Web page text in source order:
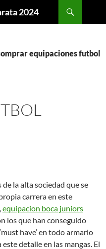
2024
equipaciones futbol
la alta sociedad que se
carrera en este
equipacion boca juniors
los que han conseguido
have’ en todo armario
detalle en las mangas. El